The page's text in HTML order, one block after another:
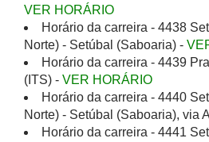
VER HORÁRIO
Horário da carreira - 4438
Norte) - Setúbal (Saboaria) -
Horário da carreira - 4439
(ITS) - VER HORÁRIO
Horário da carreira - 4440
Norte) - Setúbal (Saboaria), via
Horário da carreira - 4441